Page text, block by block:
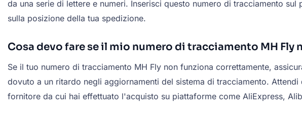
da una serie di lettere e numeri. Inserisci questo numero di tracciamento
sulla posizione della tua spedizione.
Cosa devo fare se il mio numero di tracciamento MH Fly
Se il tuo numero di tracciamento MH Fly non funziona correttamente,
dovuto a un ritardo negli aggiornamenti del sistema di tracciamento.
fornitore da cui hai effettuato l'acquisto su piattaforme come AliExpress,